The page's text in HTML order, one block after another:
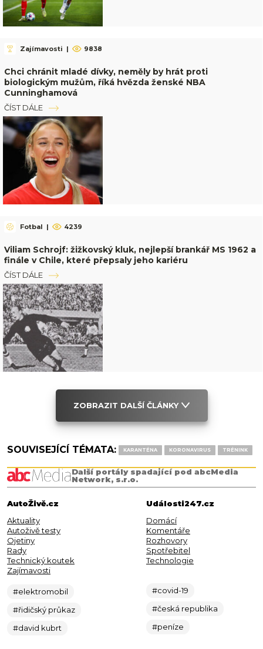
Zajímavosti | 9838
Chci chránit mladé dívky, neměly by hrát proti
biologickým mužům, říká hvězda ženské NBA
Cunninghamová
ČÍST DÁLE
Fotbal | 4239
Viliam Schrojf: žižkovský kluk, nejlepší brankář MS 1962 a
finále v Chile, které přepsaly jeho kariéru
ČÍST DÁLE
ZOBRAZIT DALŠÍ ČLÁNKY
SOUVISEJÍCÍ TÉMATA: KARANTÉNA KORONAVIRUS TRÉNINK
Další portály spadající pod abcMedia
Network, s.r.o.
AutoŽivě.cz
Aktuality
Autoživě testy
Ojetiny
Rady
Technický koutek
Zajímavosti
#elektromobil
#řidičský průkaz
#david kubrt
Události247.cz
Domácí
Komentáře
Rozhovory
Spotřebitel
Technologie
#covid-19
#česká republika
#peníze